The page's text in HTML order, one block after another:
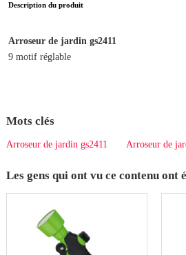
Description du produit
Arroseur de jardin gs2411
9 motif réglable
Mots clés
Arroseur de jardin gs2411 Arroseur de
Les gens qui ont vu ce contenu ont